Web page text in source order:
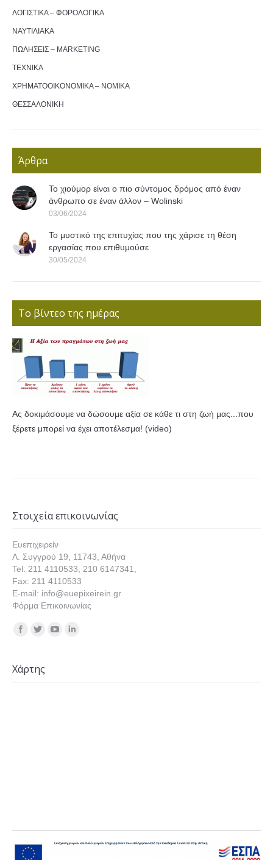
ΛΟΓΙΣΤΙΚΑ – ΦΟΡΟΛΟΓΙΚΑ
ΝΑΥΤΙΛΙΑΚΑ
ΠΩΛΗΣΕΙΣ – MARKETING
ΤΕΧΝΙΚΑ
ΧΡΗΜΑΤΟΟΙΚΟΝΟΜΙΚΑ – ΝΟΜΙΚΑ
ΘΕΣΣΑΛΟΝΙΚΗ
Άρθρα
Το χιούμορ είναι ο πιο σύντομος δρόμος από έναν
άνθρωπο σε έναν άλλον – Wolinski
03/06/2024
Το μυστικό της επιτυχίας που της χάρισε τη θέση
εργασίας που επιθυμούσε
30/05/2024
Το βίντεο της ημέρας
Ας δοκιμάσουμε να δώσουμε αξία σε κάθε τι στη ζωή μας...που
ξέρετε μπορεί να έχει αποτέλεσμα! (video)
Στοιχεία επικοινωνίας
Ευεπιχειρείν
Λ. Συγγρού 19, 11743, Αθήνα
Tel: 211 4110533, 210 6147341,
Fax: 211 4110533
E-mail: info@euepixeirein.gr
Φόρμα Επικοινωνίας
Find us on:
Χάρτης